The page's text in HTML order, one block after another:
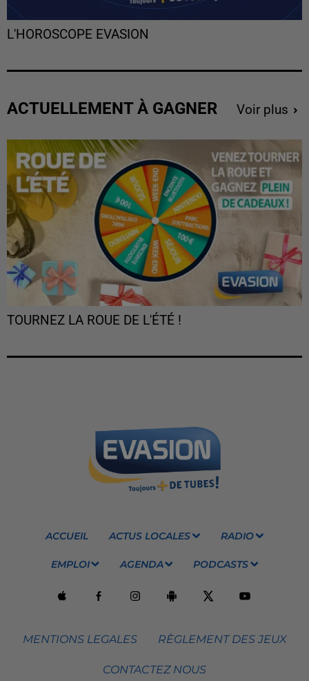
L'HOROSCOPE EVASION
ACTUELLEMENT À GAGNER Voir plus
TOURNEZ LA ROUE DE L'ÉTÉ !
ACCUEIL ACTUS LOCALES RADIO
EMPLOI AGENDA PODCASTS
MENTIONS LEGALES RÈGLEMENT DES JEUX
CONTACTEZ NOUS